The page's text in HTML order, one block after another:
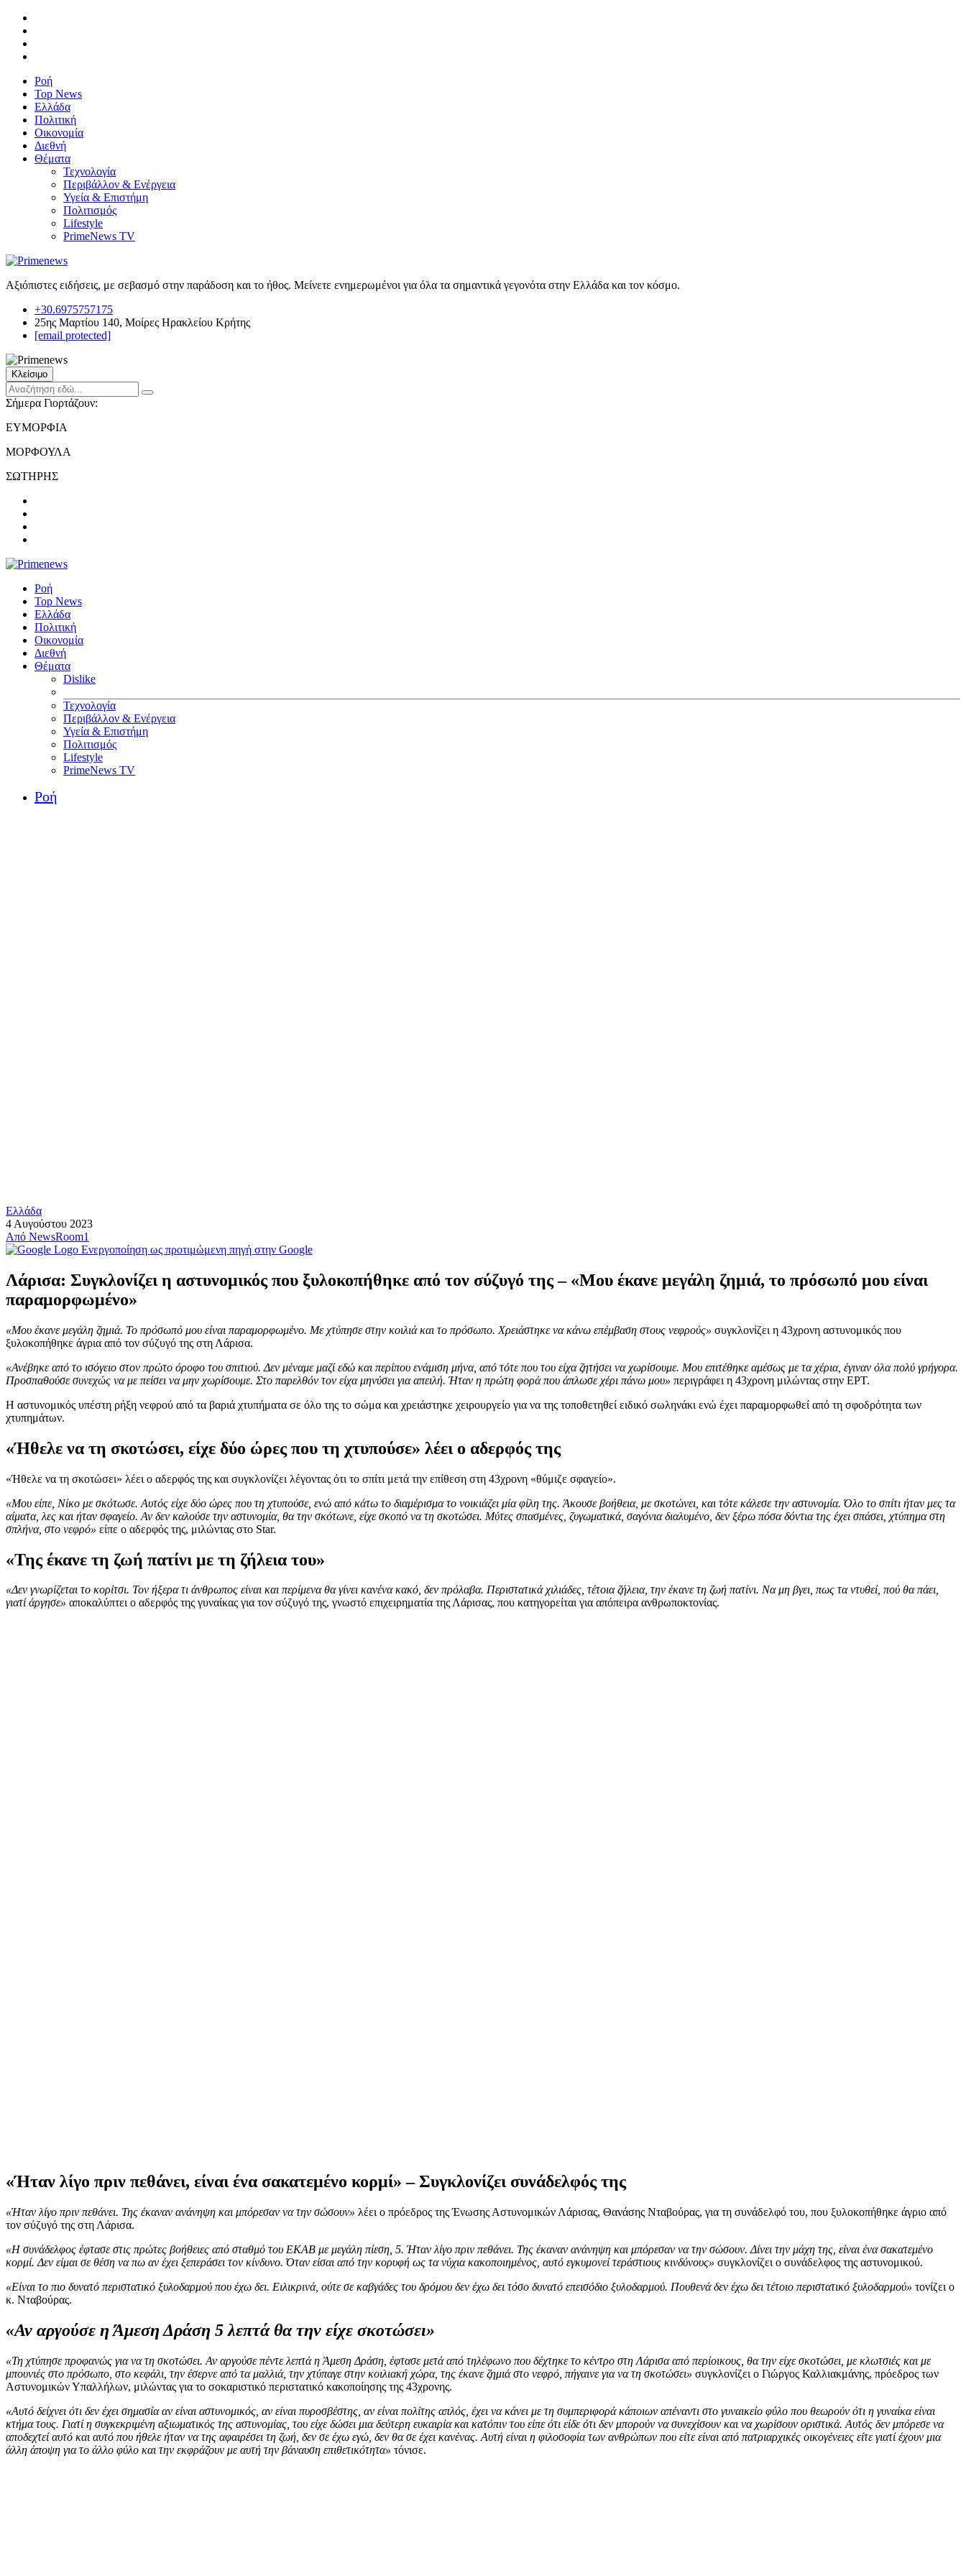
Ροή
Top News
Ελλάδα
Πολιτική
Οικονομία
Διεθνή
Θέματα
Τεχνολογία
Περιβάλλον & Ενέργεια
Υγεία & Επιστήμη
Πολιτισμός
Lifestyle
PrimeNews TV
Αξιόπιστες ειδήσεις, με σεβασμό στην παράδοση και το ήθος. Μείνετε ενημερωμένοι για όλα τα σημαντικά γεγονότα στην Ελλάδα και τον κόσμο.
+30.6975757175
25ης Μαρτίου 140, Μοίρες Ηρακλείου Κρήτης
[email protected]
Κλείσιμο
Σήμερα Γιορτάζουν:
ΕΥΜΟΡΦΙΑ
ΜΟΡΦΟΥΛΑ
ΣΩΤΗΡΗΣ
Ροή
Top News
Ελλάδα
Πολιτική
Οικονομία
Διεθνή
Θέματα
Dislike
Τεχνολογία
Περιβάλλον & Ενέργεια
Υγεία & Επιστήμη
Πολιτισμός
Lifestyle
PrimeNews TV
Ροή
Ελλάδα
4 Αυγούστου 2023
Από NewsRoom1
Ενεργοποίηση ως προτιμώμενη πηγή στην Google
Λάρισα: Συγκλονίζει η αστυνομικός που ξυλοκοπήθηκε από τον σύζυγό της – «Μου έκανε μεγάλη ζημιά, το πρόσωπό μου είναι
παραμορφωμένο»
«Μου έκανε μεγάλη ζημιά. Το πρόσωπό μου είναι παραμορφωμένο. Με χτύπησε στην κοιλιά και το πρόσωπο. Χρειάστηκε να κάνω επέμβαση στους νεφρούς» συγκλονίζει η 43χρονη αστυνομικός που
ξυλοκοπήθηκε άγρια από τον σύζυγό της στη Λάρισα.
«Ανέβηκε από το ισόγειο στον πρώτο όροφο του σπιτιού. Δεν μέναμε μαζί εδώ και περίπου ενάμιση μήνα, από τότε που του είχα ζητήσει να χωρίσουμε. Μου επιτέθηκε αμέσως με τα χέρια, έγιναν όλα πολύ γρήγορα.
Προσπαθούσε συνεχώς να με πείσει να μην χωρίσουμε. Στο παρελθόν τον είχα μηνύσει για απειλή. Ήταν η πρώτη φορά που άπλωσε χέρι πάνω μου» περιγράφει η 43χρονη μιλώντας στην ΕΡΤ.
Η αστυνομικός υπέστη ρήξη νεφρού από τα βαριά χτυπήματα σε όλο της το σώμα και χρειάστηκε χειρουργείο για να της τοποθετηθεί ειδικό σωληνάκι ενώ έχει παραμορφωθεί από τη σφοδρότητα των
χτυπημάτων.
«Ήθελε να τη σκοτώσει, είχε δύο ώρες που τη χτυπούσε» λέει ο αδερφός της
«Ήθελε να τη σκοτώσει» λέει ο αδερφός της και συγκλονίζει λέγοντας ότι το σπίτι μετά την επίθεση στη 43χρονη «θύμιζε σφαγείο».
«Μου είπε, Νίκο με σκότωσε. Αυτός είχε δύο ώρες που τη χτυπούσε, ενώ από κάτω το διαμέρισμα το νοικιάζει μία φίλη της. Άκουσε βοήθεια, με σκοτώνει, και τότε κάλεσε την αστυνομία. Όλο το σπίτι ήταν μες τα
αίματα, λες και ήταν σφαγείο. Αν δεν καλούσε την αστυνομία, θα την σκότωνε, είχε σκοπό να τη σκοτώσει. Μύτες σπασμένες, ζυγωματικά, σαγόνια διαλυμένο, δεν ξέρω πόσα δόντια της έχει σπάσει, χτύπημα στη
σπλήνα, στο νεφρό» είπε ο αδερφός της, μιλώντας στο Star.
«Της έκανε τη ζωή πατίνι με τη ζήλεια του»
«Δεν γνωρίζεται το κορίτσι. Τον ήξερα τι άνθρωπος είναι και περίμενα θα γίνει κανένα κακό, δεν πρόλαβα. Περιστατικά χιλιάδες, τέτοια ζήλεια, την έκανε τη ζωή πατίνι. Να μη βγει, πως τα ντυθεί, πού θα πάει,
γιατί άργησε» αποκαλύπτει ο αδερφός της γυναίκας για τον σύζυγό της, γνωστό επιχειρηματία της Λάρισας, που κατηγορείται για απόπειρα ανθρωποκτονίας.
«Ήταν λίγο πριν πεθάνει, είναι ένα σακατεμένο κορμί» – Συγκλονίζει συνάδελφός της
«Ήταν λίγο πριν πεθάνει. Της έκαναν ανάνηψη και μπόρεσαν να την σώσουν» λέει ο πρόεδρος της Ένωσης Αστυνομικών Λάρισας, Θανάσης Νταβούρας, για τη συνάδελφό του, που ξυλοκοπήθηκε άγριο από
τον σύζυγό της στη Λάρισα.
«Η συνάδελφος έφτασε στις πρώτες βοήθειες από σταθμό του ΕΚΑΒ με μεγάλη πίεση, 5. Ήταν λίγο πριν πεθάνει. Της έκαναν ανάνηψη και μπόρεσαν να την σώσουν. Δίνει την μάχη της, είναι ένα σακατεμένο
κορμί. Δεν είμαι σε θέση να πω αν έχει ξεπεράσει τον κίνδυνο. Όταν είσαι από την κορυφή ως τα νύχια κακοποιημένος, αυτό εγκυμονεί τεράστιους κινδύνους» συγκλονίζει ο συνάδελφος της αστυνομικού.
«Είναι το πιο δυνατό περιστατικό ξυλοδαρμού που έχω δει. Ειλικρινά, ούτε σε καβγάδες του δρόμου δεν έχω δει τόσο δυνατό επεισόδιο ξυλοδαρμού. Πουθενά δεν έχω δει τέτοιο περιστατικό ξυλοδαρμού» τονίζει ο
κ. Νταβούρας.
«Αν αργούσε η Άμεση Δράση 5 λεπτά θα την είχε σκοτώσει»
«Τη χτύπησε προφανώς για να τη σκοτώσει. Αν αργούσε πέντε λεπτά η Άμεση Δράση, έφτασε μετά από τηλέφωνο που δέχτηκε το κέντρο στη Λάρισα από περίοικους, θα την είχε σκοτώσει, με κλωτσιές και με
μπουνιές στο πρόσωπο, στο κεφάλι, την έσερνε από τα μαλλιά, την χτύπαγε στην κοιλιακή χώρα, της έκανε ζημιά στο νεφρό, πήγαινε για να τη σκοτώσει» συγκλονίζει ο Γιώργος Καλλιακμάνης, πρόεδρος των
Αστυνομικών Υπαλλήλων, μιλώντας για το σοκαριστικό περιστατικό κακοποίησης της 43χρονης.
«Αυτό δείχνει ότι δεν έχει σημασία αν είναι αστυνομικός, αν είναι πυροσβέστης, αν είναι πολίτης απλός, έχει να κάνει με τη συμπεριφορά κάποιων απέναντι στο γυναικείο φύλο που θεωρούν ότι η γυναίκα είναι
κτήμα τους. Γιατί η συγκεκριμένη αξιωματικός της αστυνομίας, του είχε δώσει μια δεύτερη ευκαιρία και κατόπιν του είπε ότι είδε ότι δεν μπορούν να συνεχίσουν και να χωρίσουν οριστικά. Αυτός δεν μπόρεσε να
αποδεχτεί αυτό και αυτό που ήθελε ήταν να της αφαιρέσει τη ζωή, δεν σε έχω εγώ, δεν θα σε έχει κανένας. Αυτή είναι η φιλοσοφία των ανθρώπων που είτε είναι από πατριαρχικές οικογένειες είτε γιατί έχουν μια
άλλη άποψη για το άλλο φύλο και την εκφράζουν με αυτή την βάναυση επιθετικότητα» τόνισε.